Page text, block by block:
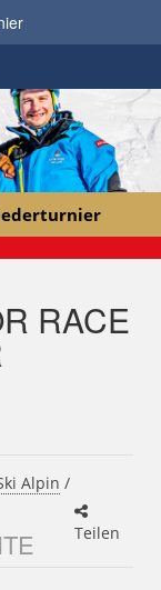
RACE
Alpin /
Teilen